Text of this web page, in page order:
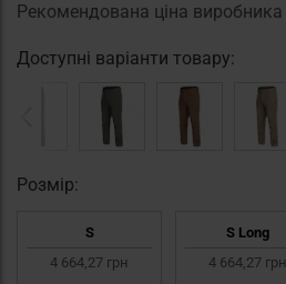
Рекомендована ціна виробника
Доступні варіанти товару:
Pозмір:
S
4 664,27 грн
S Long
4 664,27 грн